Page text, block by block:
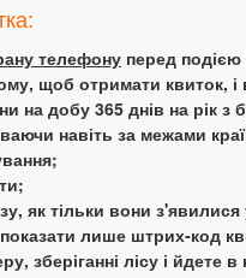
телефону перед
щоб отримати квиток,
на добу 365 днів на рік з
навіть за межами
як тільки вони
лише штрих-код
зберіганні лісу і йдете